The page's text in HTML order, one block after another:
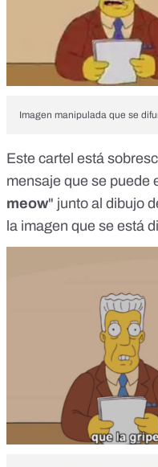
Imagen manipulada que se
Este cartel está
mensaje que se puede
meow" junto al dibujo
la imagen que se está